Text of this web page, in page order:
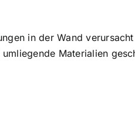
in der Wand
Materialien